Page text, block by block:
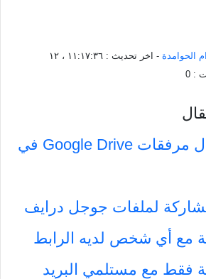
الحوامدة - اخر تحديث :
١١:١٧:٣٦ ، ١٢
:
0
طريقة إرسال مرفقات Google Drive في
لملفات جوجل درايف
مع أي شخص لديه الرابط
فقط مع مستلمي البريد